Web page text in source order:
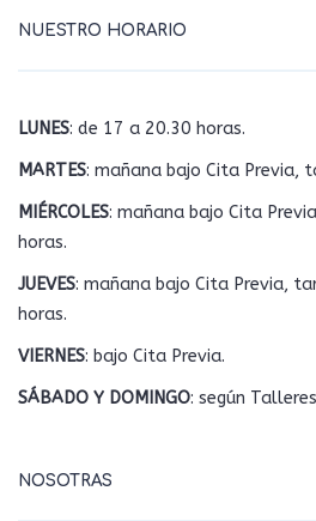
NUESTRO HORARIO
LUNES: de 17 a 20.30 horas.
MARTES: mañana bajo Cita Previa,
MIÉRCOLES: mañana bajo Cita
horas.
JUEVES: mañana bajo Cita Previa,
horas.
VIERNES: bajo Cita Previa.
SÁBADO Y DOMINGO: según
NOSOTRAS